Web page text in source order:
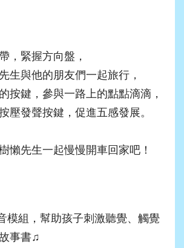
，緊握方向盤，
生與他的朋友們一起旅行，
按鍵，參與一路上的點點滴滴，
壓發聲按鍵，促進五感發展。
懶先生一起慢慢開車回家吧！
模組，幫助孩子刺激聽覺、觸覺
事書♫